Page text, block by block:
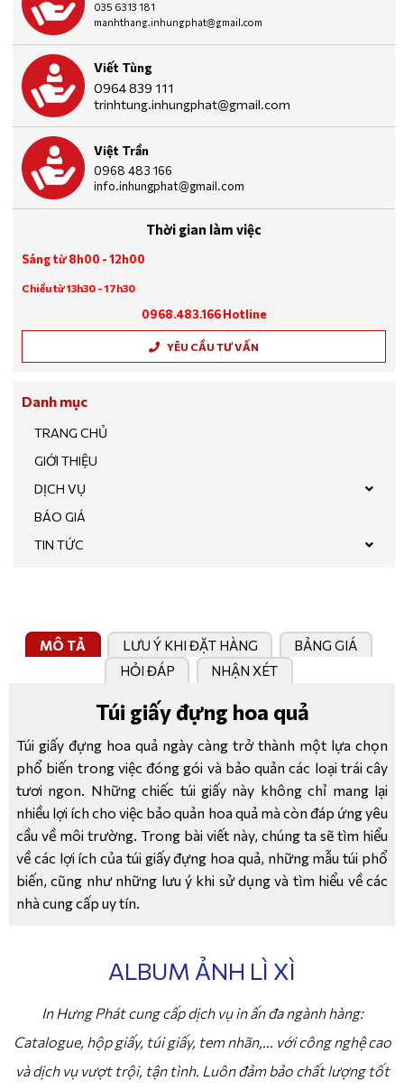
035 6313 181
manhthang.inhungphat@gmail.com
Viết Tùng
0964 839 111
trinhtung.inhungphat@gmail.com
Việt Trần
0968 483 166
info.inhungphat@gmail.com
Thời gian làm việc
Sáng từ 8h00 - 12h00
Chiều từ 13h30 - 17h30
0968.483.166 Hotline
YÊU CẦU TƯ VẤN
Danh mục
TRANG CHỦ
GIỚI THIỆU
DỊCH VỤ
BÁO GIÁ
TIN TỨC
MÔ TẢ LƯU Ý KHI ĐẶT HÀNG
BẢNG GIÁ
HỎI ĐÁP
NHẬN XÉT
Túi giấy đựng hoa quả
Túi giấy đựng hoa quả ngày càng trở thành một lựa chọn
phổ biến trong việc đóng gói và bảo quản các loại trái cây
tươi ngon. Những chiếc túi giấy này không chỉ mang lại
nhiều lợi ích cho việc bảo quản hoa quả mà còn đáp ứng yêu
cầu về môi trường. Trong bài viết này, chúng ta sẽ tìm hiểu
về các lợi ích của túi giấy đựng hoa quả, những mẫu túi phổ
biến, cũng như những lưu ý khi sử dụng và tìm hiểu về các
nhà cung cấp uy tín.
ALBUM ẢNH LÌ XÌ
In Hưng Phát cung cấp dịch vụ in ấn đa ngành hàng:
Catalogue, hộp giấy, túi giấy, tem nhãn,... với công nghệ cao
và dịch vụ vượt trội, tận tình. Luôn đảm bảo chất lượng tốt